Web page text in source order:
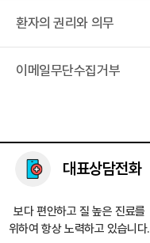
환자의 권리와 의무
이메일무단수집거부
대표상담전화
보다 편안하고 질 높은 진료를
위하여 항상 노력하고 있습니다.